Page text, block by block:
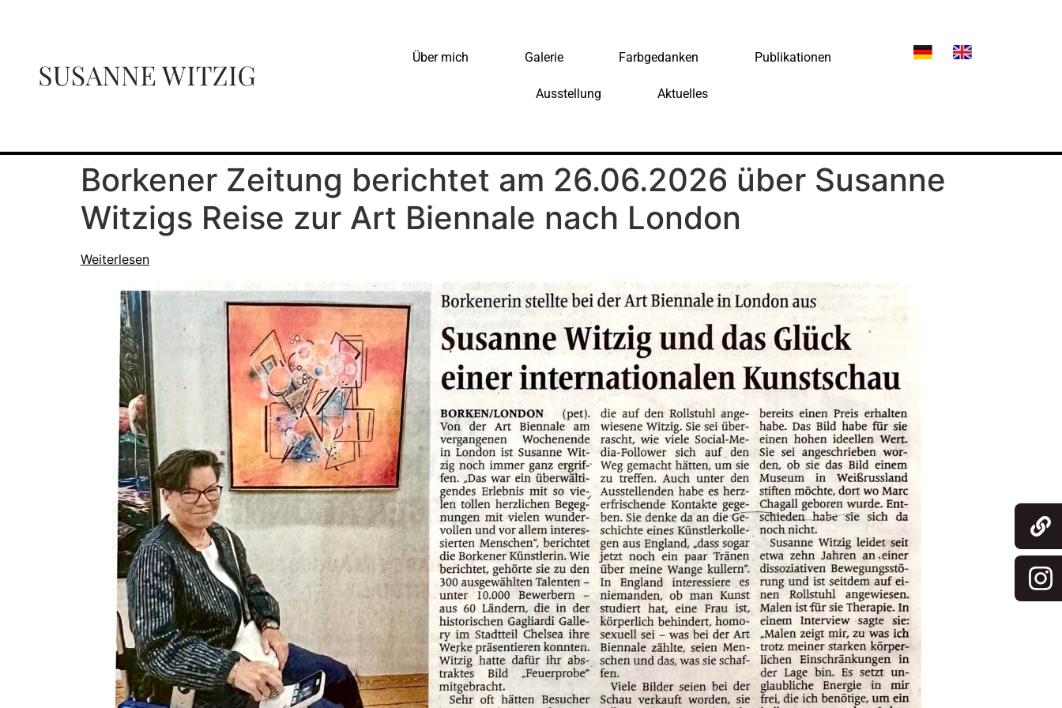
Über mich Galerie Farbgedanken Publikationen
Ausstellung Aktuelles
Borkener Zeitung berichtet am 26.06.2026 über Susanne
Witzigs Reise zur Art Biennale nach London
Weiterlesen